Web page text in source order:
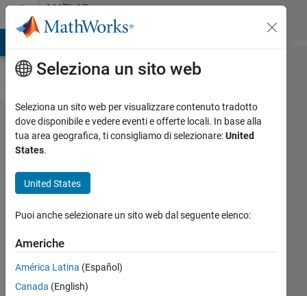
Vai al contenutoMATLAB
Answers
How can
envelope
phase
current?
Rajeev
Seleziona un sito web
Seleziona un sito web per visualizzare contenuto tradotto
dove disponibile e vedere eventi e offerte locali. In base alla
tua area geografica, ti consigliamo di selezionare:United
States.
United States
Puoi anche selezionare un sito web dal seguente elenco:
Americhe
América Latina (Español)
Canada (English)